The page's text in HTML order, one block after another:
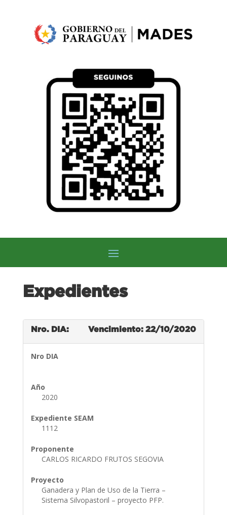
Expedientes
Nro. DIA: Vencimiento: 22/10/2020
Nro DIA
Año
2020
Expediente SEAM
1112
Proponente
CARLOS RICARDO FRUTOS SEGOVIA
Proyecto
Ganadera y Plan de Uso de la Tierra –
Sistema Silvopastoril – proyecto PFP.